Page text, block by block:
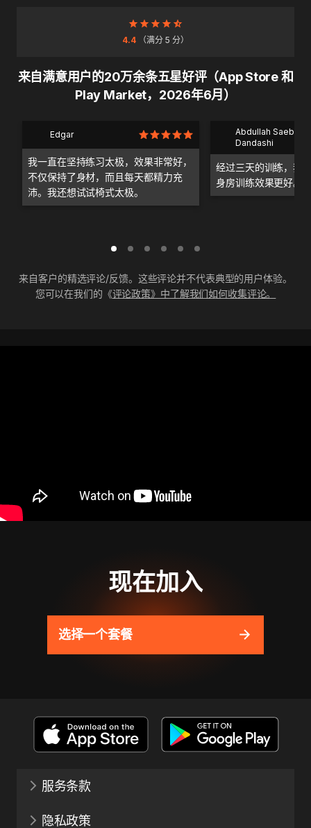
4.4 （满分 5 分）
来自满意用户的20万余条五星好评（App Store 和
Play Market，2026年6月）
Edgar
我一直在坚持练习太极，效果非常好，
不仅保持了身材，而且每天都精力充
沛。我还想试试椅式太极。
Abdullah Saeb Al
Dandashi
经过三天的训练，我
身房训练效果更好。
来自客户的精选评论/反馈。这些评论并不代表典型的用户体验。
您可以在我们的《评论政策》中了解我们如何收集评论。
现在加入
选择一个套餐
服务条款
隐私政策